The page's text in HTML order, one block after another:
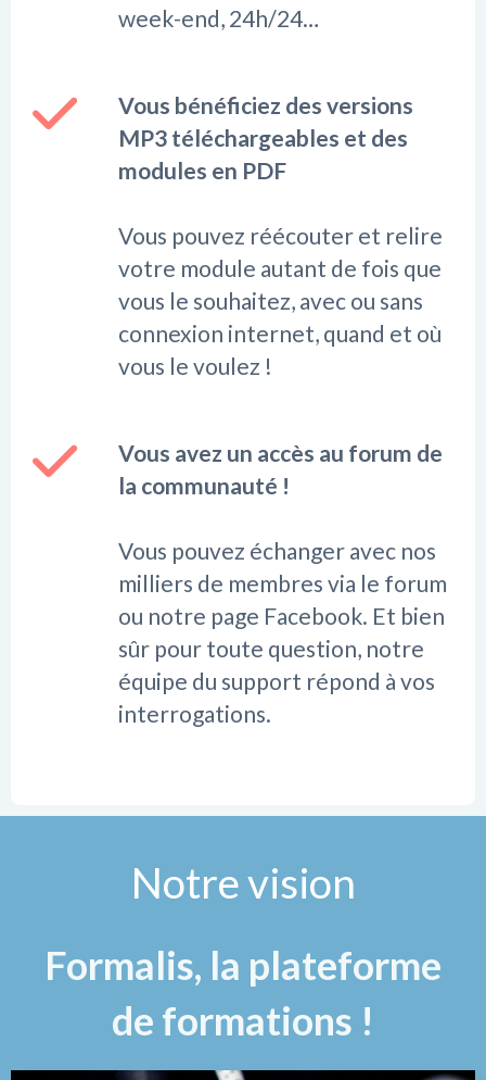
week-end, 24h/24…
Vous bénéficiez des versions
MP3 téléchargeables et des
modules en PDF
Vous pouvez réécouter et relire
votre module autant de fois que
vous le souhaitez, avec ou sans
connexion internet, quand et où
vous le voulez !
Vous avez un accès au forum de
la communauté !
Vous pouvez échanger avec nos
milliers de membres via le forum
ou notre page Facebook. Et bien
sûr pour toute question, notre
équipe du support répond à vos
interrogations.
Notre vision
Formalis, la plateforme
de formations !